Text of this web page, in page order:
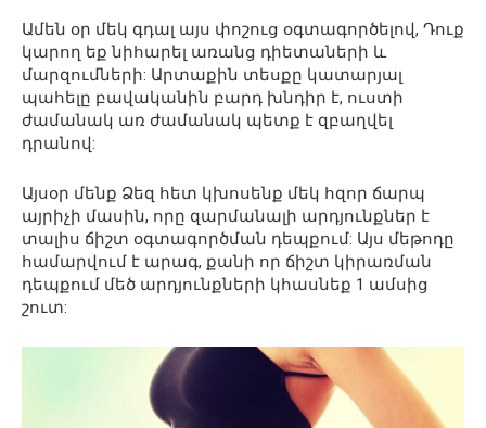
Ամեն օր մեկ գդալ այս փոշուց օգտագործելով, Դուք
կարող եք նիհարել առանց դիետաների և
մարզումների: Արտաքին տեսքը կատարյալ
պահելը բավականին բարդ խնդիր է, ուստի
ժամանակ առ ժամանակ պետք է զբաղվել
դրանով:
Այսօր մենք Ձեզ հետ կխոսենք մեկ հզոր ճարպ
այրիչի մասին, որը զարմանալի արդյունքներ է
տալիս ճիշտ օգտագործման դեպքում: Այս մեթոդը
համարվում է արագ, քանի որ ճիշտ կիրառման
դեպքում մեծ արդյունքների կհասնեք 1 ամսից
շուտ: